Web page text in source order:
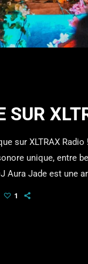
SUR
sur XLTRAX Radio !
unique, entre
Aura Jade est une
électrisants.
1